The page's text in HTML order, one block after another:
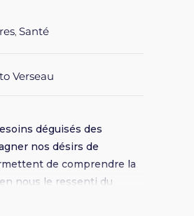
,Santé
Verseau
déguisés des
nos désirs de
de comprendre la
nous le ressenti du